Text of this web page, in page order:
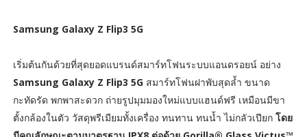
Samsung Galaxy Z Flip3 5G
เริ่มต้นกันด้วยที่สุดยอดแบรนด์สมาร์ทโฟนระบบแอนดรอยน์ อย่าง
Samsung Galaxy Z Flip3 5Gสมาร์ทโฟนฝาพับสุดล้ำ ขนาด
กะทัดรัด พกพาสะดวก ถ่ายรูปมุมมองใหม่แบบแฮนด์ฟรี เหมือนมีขา
ตั้งกล้องในตัว วัสดุพรีเมียมทั้งเครื่อง ทนทาน ทนน้ำ ไม่กลัวเปียก โดย